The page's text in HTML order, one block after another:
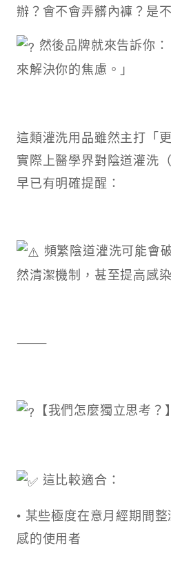
辦？會不會弄髒內褲？是
然後品牌就來告訴你
來解決你的焦慮。」
這類灌洗用品雖然主打「
實際上醫學界對陰道灌洗
早已有明確提醒：
頻繁陰道灌洗可能會
然清潔機制，甚至提高感
⸻
【我們怎麼獨立思考？】
這比較適合：
• 某些極度在意月經期間
感的使用者